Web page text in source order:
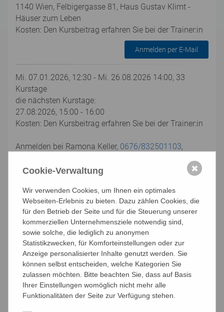
1140 Wien, Felbigergasse 81, Haus Gustav Klimt -
Häuser zum Leben
Kosten: Den Kursbeitrag erfahren Sie bei der Trainer:in
Anmelden per E-Mail
Mi. 07.01.2026, 12:30 - Mi. 26.08.2026 14:00, 33
Kurstage
die nächsten Kurstage:
27.08.2026, 15:00 - 16:00
Kosten: Den Kursbeitrag erfahren Sie bei der Trainer:in
Anmelden bei Ramona Keller, 0676/832501103,
LIMA - ein Trainingsprogramm, das den ganzen
Die Trainings beinhalten folgende Bereiche
Gedächtnistraining ... fördert die kognitiven Leistungen
durch Übungen für Konzentration, Aufmerksamkeit
und das Training von Mnemotechniken.
Bewegungsübungen ... aktivieren den ganzen Körper.
Mit Schwung und Spaß trainieren Sie Gleichgewicht,
Koordination, Ausdauer.
Cookie-Verwaltung
Wir verwenden Cookies, um Ihnen ein optimales
Webseiten-Erlebnis zu bieten. Dazu zählen Cookies, die
für den Betrieb der Seite und für die Steuerung unserer
kommerziellen Unternehmensziele notwendig sind,
sowie solche, die lediglich zu anonymen
Statistikzwecken, für Komforteinstellungen oder zur
Anzeige personalisierter Inhalte genutzt werden. Sie
können selbst entscheiden, welche Kategorien Sie
zulassen möchten. Bitte beachten Sie, dass auf Basis
Ihrer Einstellungen womöglich nicht mehr alle
Funktionalitäten der Seite zur Verfügung stehen.
✖